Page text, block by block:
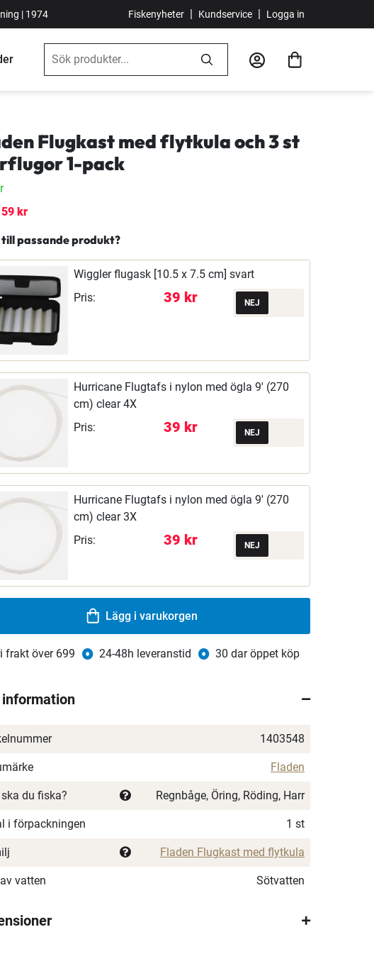
| 1974 Fiskenyheter | Kundservice | Logga in
Flugkast med flytkula och 3 st
1-pack
59 kr
till passande produkt?
Wiggler flugask [10.5 x 7.5 cm] svart
Pris:
39 kr
Hurricane Flugtafs i nylon med ögla 9' (270
cm) clear 4X
Pris:
39 kr
Hurricane Flugtafs i nylon med ögla 9' (270
cm) clear 3X
Pris:
39 kr
Lägg i varukorgen
frakt över 699 24-48h leveranstid 30 dar öppet köp
1403548
Fladen
du fiska? Regnbåge, Öring, Röding, Harr
i förpackningen 1 st
Fladen Flugkast med flytkula
vatten Sötvatten